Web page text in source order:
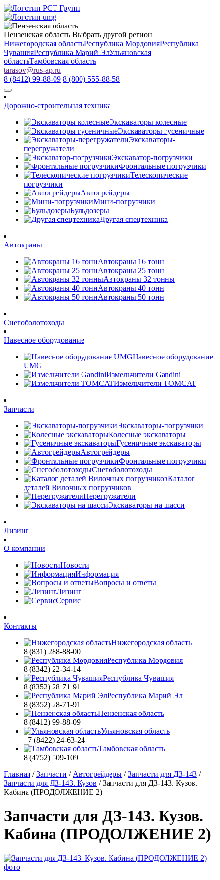
Пензенская область Выбрать другой регион
Нижегородская областьРеспублика МордовияРеспублика
ЧувашияРеспублика Марий ЭлУльяновская
областьТамбовская область
tarasov@rus-ap.ru
8 (8412) 99-88-09 8 (800) 555-88-58
Дорожно-строительная техника
Экскаваторы колесные
Экскаваторы гусеничные
Экскаваторы-
перегружатели
Экскаватор-погрузчики
Фронтальные погрузчики
Телескопические
погрузчики
Автогрейдеры
Мини-погрузчики
Бульдозеры
Другая спецтехника
Автокраны
Автокраны 16 тонн
Автокраны 25 тонн
Автокраны 32 тонны
Автокраны 40 тонн
Автокраны 50 тонн
Снегоболотоходы
Навесное оборудование
Навесное оборудование
UMG
Измельчители Gandini
Измельчители TOMCAT
Запчасти
Экскаваторы-погрузчики
Колесные экскаваторы
Гусеничные экскаваторы
Автогрейдеры
Фронтальные погрузчики
Снегоболотоходы
Каталог
деталей Вилочных погрузчиков
Перегружатели
Экскаваторы на шасси
Лизинг
О компании
Новости
Информация
Вопросы и ответы
Лизинг
Сервис
Контакты
Нижегородская область
8 (831) 288-88-00
Республика Мордовия
8 (8342) 22-34-14
Республика Чувашия
8 (8352) 28-71-91
Республика Марий Эл
8 (8352) 28-71-91
Пензенская область
8 (8412) 99-88-09
Ульяновская область
+7 (8422) 24-63-24
Тамбовская область
8 (4752) 509-109
Главная /Запчасти / Автогрейдеры /Запчасти для ДЗ-143 /
Запчасти для ДЗ-143. Кузов /Запчасти для ДЗ-143. Кузов.
Кабина (ПРОДОЛЖЕНИЕ 2)
Запчасти для ДЗ-143. Кузов.
Кабина (ПРОДОЛЖЕНИЕ 2)